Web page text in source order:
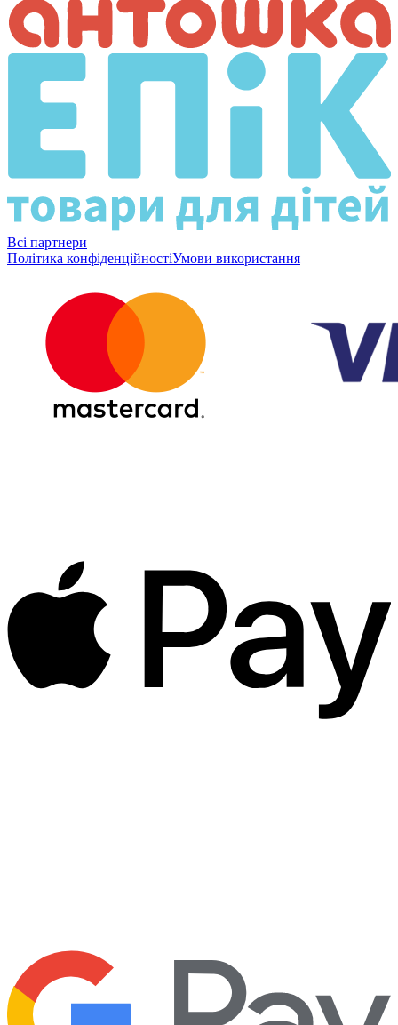
Всі партнери
Політика конфіденційностіУмови використання